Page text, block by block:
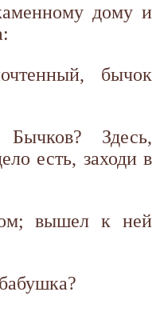
дому и
бычок
Здесь,
есть, заходи в
вышел к ней